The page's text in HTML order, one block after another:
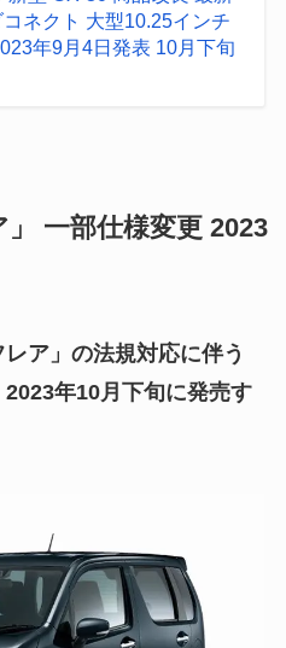
ネクト 大型10.25インチ
年9月4日発表 10月下旬
一部仕様変更 2023
ア」の法規対応に伴う
年10月下旬に発売す